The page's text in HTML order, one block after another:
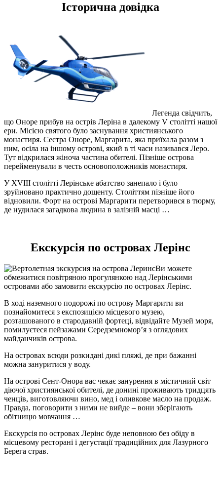
Історична довідка
Легенда свідчить,
що Оноре прибув на острів Леріна в далекому V столітті нашої
ери. Місією святого було заснування християнського
монастиря. Сестра Оноре, Маргарита, яка приїхала разом з
ним, осіла на іншому острові, який в ті часи називався Леро.
Тут відкрилася жіноча частина обителі. Пізніше острова
перейменували в честь основоположників монастиря.
У XVIII столітті Лерінське абатство занепало і було
зруйновано практично дощенту. Століттям пізніше його
відновили. Форт на острові Маргарити перетворився в тюрму,
де нудилася загадкова людина в залізній масці …
Екскурсія по островах Лерінс
Ви можете
обмежитися повітряною прогулянкою над Лерінськими
островами або замовити екскурсію по островах Лерінс.
В ході наземного подорожі по острову Маргарити ви
познайомитеся з експозицією місцевого музею,
розташованого в стародавній фортеці, відвідайте Музей моря,
помилуєтеся пейзажами Середземномор’я з оглядових
майданчиків острова.
На островах всюди розкидані дикі пляжі, де при бажанні
можна зануритися у воду.
На острові Сент-Онора вас чекає занурення в містичний світ
діючої християнської обителі, де донині проживають тридцять
ченців, виготовляючи вино, мед і оливкове масло на продаж.
Правда, поговорити з ними не вийде – вони зберігають
обітницю мовчання …
Екскурсія по островах Лерінс буде неповною без обіду в
місцевому ресторані і дегустації традиційних для Лазурного
Берега страв.